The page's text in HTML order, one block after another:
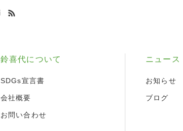
鈴喜代について
SDGs宣言書
会社概要
お問い合わせ
ニュース
お知らせ
ブログ